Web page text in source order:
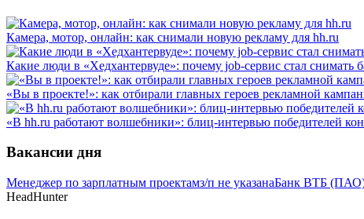
Камера, мотор, онлайн: как снимали новую рекламу для hh.ru
Какие люди в «Хедхантервуде»: почему job-сервис стал снимать
«Вы в проекте!»: как отбирали главных героев рекламной
«В hh.ru работают волшебники»: блиц-интервью победителей
Вакансии дня
Менеджер по зарплатным проектамз/п не указанаБанк ВТБ
HeadHunter